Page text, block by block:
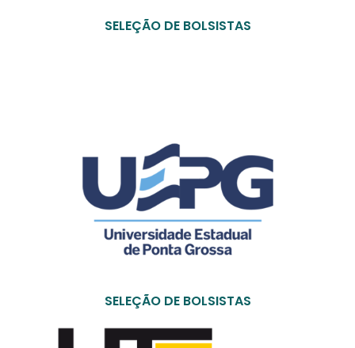
SELEÇÃO DE BOLSISTAS
SELEÇÃO DE BOLSISTAS